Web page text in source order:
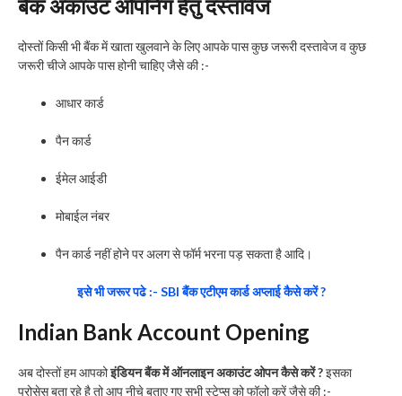
बैंक अकाउंट ओपनिंग हेतु दस्तावेज
दोस्तों किसी भी बैंक में खाता खुलवाने के लिए आपके पास कुछ जरूरी दस्तावेज व कुछ
जरूरी चीजे आपके पास होनी चाहिए जैसे की :-
आधार कार्ड
पैन कार्ड
ईमेल आईडी
मोबाईल नंबर
पैन कार्ड नहीं होने पर अलग से फॉर्म भरना पड़ सकता है आदि।
इसे भी जरूर पढे :- SBI बैंक एटीएम कार्ड अप्लाई कैसे करें ?
Indian Bank Account Opening
अब दोस्तों हम आपकोइंडियन बैंक में ऑनलाइन अकाउंट ओपन कैसे करें ?इसका
प्रोसेस बता रहे है तो आप नीचे बताए गए सभी स्टेप्स को फॉलो करें जैसे की :-